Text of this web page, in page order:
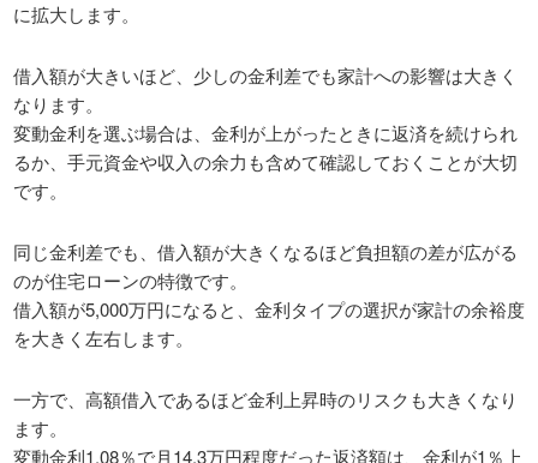
に拡大します。
借入額が大きいほど、少しの金利差でも家計への影響は大きく
なります。
変動金利を選ぶ場合は、金利が上がったときに返済を続けられ
るか、手元資金や収入の余力も含めて確認しておくことが大切
です。
同じ金利差でも、借入額が大きくなるほど負担額の差が広がる
のが住宅ローンの特徴です。
借入額が5,000万円になると、金利タイプの選択が家計の余裕度
を大きく左右します。
一方で、高額借入であるほど金利上昇時のリスクも大きくなり
ます。
変動金利1.08％で月14.3万円程度だった返済額は、金利が1％上